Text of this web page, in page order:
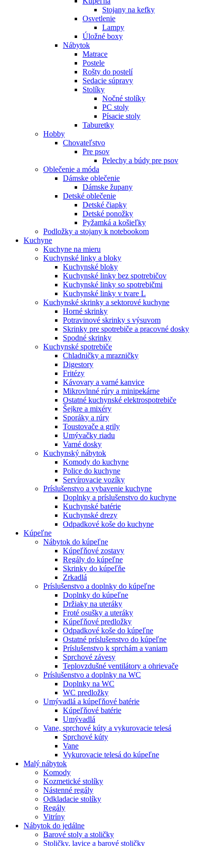
Stojany na kefky
Osvetlenie
Lampy
Úložné boxy
Nábytok
Matrace
Postele
Rošty do postelí
Sedacie súpravy
Stolíky
Nočné stolíky
PC stoly
Písacie stoly
Taburetky
Hobby
Chovateľstvo
Pre psov
Pelechy a búdy pre psov
Oblečenie a móda
Dámske oblečenie
Dámske župany
Detské oblečenie
Detské čiapky
Detské ponožky
Pyžamká a košieľky
Podložky a stojany k notebookom
Kuchyne
Kuchyne na mieru
Kuchynské linky a bloky
Kuchynské bloky
Kuchynské linky bez spotrebičov
Kuchynské linky so spotrebičmi
Kuchynské linky v tvare L
Kuchynské skrinky a sektorové kuchyne
Horné skrinky
Potravinové skrinky s výsuvom
Skrinky pre spotrebiče a pracovné dosky
Spodné skrinky
Kuchynské spotrebiče
Chladničky a mrazničky
Digestory
Fritézy
Kávovary a varné kanvice
Mikrovlnné rúry a minipekárne
Ostatné kuchynské elektrospotrebiče
Šejkre a mixéry
Sporáky a rúry
Toustovače a grily
Umývačky riadu
Varné dosky
Kuchynský nábytok
Komody do kuchyne
Police do kuchyne
Servírovacie vozíky
Príslušenstvo a vybavenie kuchyne
Doplnky a príslušenstvo do kuchyne
Kuchynské batérie
Kuchynské drezy
Odpadkové koše do kuchyne
Kúpeľne
Nábytok do kúpeľne
Kúpeľňové zostavy
Regály do kúpeľne
Skrinky do kúpeľňe
Zrkadlá
Príslušenstvo a doplnky do kúpeľne
Doplnky do kúpeľne
Držiaky na uteráky
Froté osušky a uteráky
Kúpeľňové predložky
Odpadkové koše do kúpeľne
Ostatné príslušenstvo do kúpeľne
Príslušenstvo k sprchám a vaniam
Sprchové závesy
Teplovzdušné ventilátory a ohrievače
Príslušenstvo a doplnky na WC
Doplnky na WC
WC predložky
Umývadlá a kúpeľňové batérie
Kúpeľňové batérie
Umývadlá
Vane, sprchové kúty a vykurovacie telesá
Sprchové kúty
Vane
Vykurovacie telesá do kúpeľne
Malý nábytok
Komody
Kozmetické stolíky
Nástenné regály
Odkladacie stolíky
Regály
Vitríny
Nábytok do jedálne
Barové stoly a stoličky
Stoličky, lavice a barové stoličky